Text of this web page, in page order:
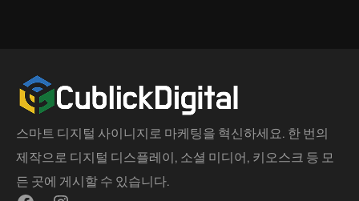
스마트 디지털 사이니지로 마케팅을 혁신하세요. 한 번의
제작으로 디지털 디스플레이, 소셜 미디어, 키오스크 등 모
든 곳에 게시할 수 있습니다.